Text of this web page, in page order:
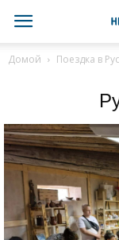
Домой Поездка в